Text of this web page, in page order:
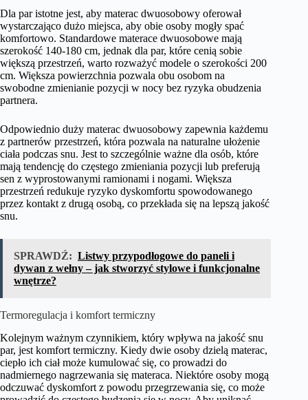
Dla par istotne jest, aby materac dwuosobowy oferował
wystarczająco dużo miejsca, aby obie osoby mogły spać
komfortowo. Standardowe materace dwuosobowe mają
szerokość 140-180 cm, jednak dla par, które cenią sobie
większą przestrzeń, warto rozważyć modele o szerokości 200
cm. Większa powierzchnia pozwala obu osobom na
swobodne zmienianie pozycji w nocy bez ryzyka obudzenia
partnera.
Odpowiednio duży materac dwuosobowy zapewnia każdemu
z partnerów przestrzeń, która pozwala na naturalne ułożenie
ciała podczas snu. Jest to szczególnie ważne dla osób, które
mają tendencję do częstego zmieniania pozycji lub preferują
sen z wyprostowanymi ramionami i nogami. Większa
przestrzeń redukuje ryzyko dyskomfortu spowodowanego
przez kontakt z drugą osobą, co przekłada się na lepszą jakość
snu.
SPRAWDŹ: Listwy przypodłogowe do paneli i
dywan z wełny – jak stworzyć stylowe i funkcjonalne
wnętrze?
Termoregulacja i komfort termiczny
Kolejnym ważnym czynnikiem, który wpływa na jakość snu
par, jest komfort termiczny. Kiedy dwie osoby dzielą materac,
ciepło ich ciał może kumulować się, co prowadzi do
nadmiernego nagrzewania się materaca. Niektóre osoby mogą
odczuwać dyskomfort z powodu przegrzewania się, co może